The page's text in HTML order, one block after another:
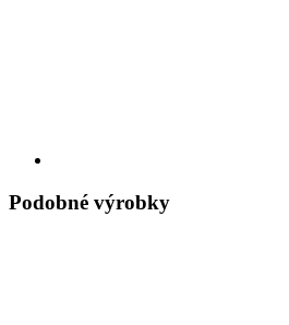
Podobné výrobky